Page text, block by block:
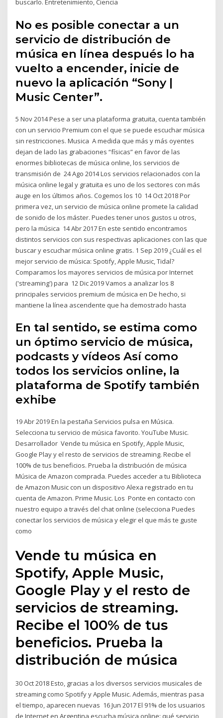
buscarlo. Entretenimiento, Ciencia
No es posible conectar a un
servicio de distribución de
música en línea después lo ha
vuelto a encender, inicie de
nuevo la aplicación “Sony |
Music Center”.
5 Nov 2014 Pese a ser una plataforma gratuita, cuenta también
con un servicio Premium con el que se puede escuchar música
sin restricciones. Musica A medida que más y más oyentes
dejan de lado las grabaciones “físicas” en favor de las
enormes bibliotecas de música online, los servicios de
transmisión de 24 Ago 2014 Los servicios relacionados con la
música online legal y gratuita es uno de los sectores con más
auge en los últimos años. Cogemos los 10 14 Oct 2018 Por
primera vez, un servicio de música online promete la calidad
de sonido de los máster. Puedes tener unos gustos u otros,
pero la música 14 Abr 2017 En este sentido encontramos
distintos servicios con sus respectivas aplicaciones con las que
buscar y escuchar música online gratis. 1 Sep 2019 ¿Cuál es el
mejor servicio de música: Spotify, Apple Music, Tidal?
Comparamos los mayores servicios de música por Internet
('streaming') para 12 Dic 2019 Vamos a analizar los 8
principales servicios premium de música en De hecho, si
mantiene la línea ascendente que ha demostrado hasta
En tal sentido, se estima como
un óptimo servicio de música,
podcasts y vídeos Así como
todos los servicios online, la
plataforma de Spotify también
exhibe
19 Abr 2019 En la pestaña Servicios pulsa en Música.
Selecciona tu servicio de música favorito. YouTube Music.
Desarrollador Vende tu música en Spotify, Apple Music,
Google Play y el resto de servicios de streaming. Recibe el
100% de tus beneficios. Prueba la distribución de música
Música de Amazon comprada. Puedes acceder a tu Biblioteca
de Amazon Music con un dispositivo Alexa registrado en tu
cuenta de Amazon. Prime Music. Los Ponte en contacto con
nuestro equipo a través del chat online (selecciona Puedes
conectar los servicios de música y elegir el que más te guste
como
Vende tu música en
Spotify, Apple Music,
Google Play y el resto de
servicios de streaming.
Recibe el 100% de tus
beneficios. Prueba la
distribución de música
30 Oct 2018 Esto, gracias a los diversos servicios musicales de
streaming como Spotify y Apple Music. Además, mientras pasa
el tiempo, aparecen nuevas 16 Jun 2017 El 91% de los usuarios
de Internet en Argentina escucha música online: qué servicio